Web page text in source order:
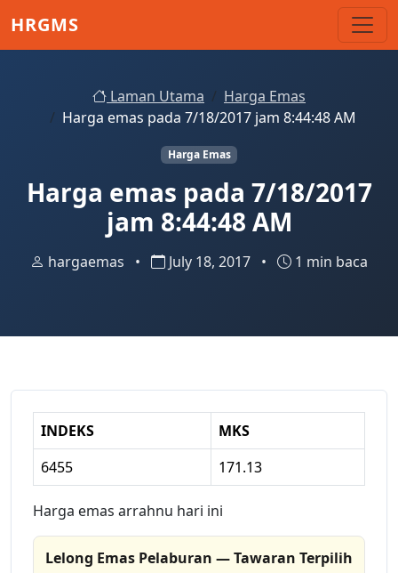
HRGMS
Laman Utama
Harga Emas
Harga emas pada 7/18/2017 jam 8:44:48 AM
Harga Emas
Harga emas pada 7/18/2017
jam 8:44:48 AM
hargaemas • July 18, 2017 • 1 min baca
INDEKS
MKS
6455
171.13
Harga emas arrahnu hari ini
Lelong Emas Pelaburan — Tawaran Terpilih